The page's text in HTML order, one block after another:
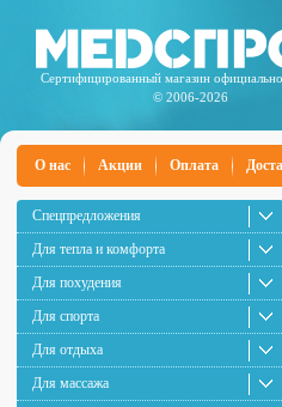
Сертифицированный магазин
© 2006-2026
О нас Акции Оплата
Спецпредложения
Для тепла и комфорта
Для похудения
Для спорта
Для отдыха
Для массажа